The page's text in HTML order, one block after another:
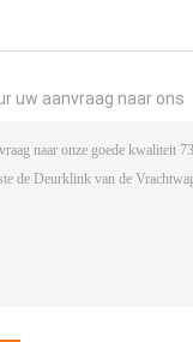
uw aanvraag naar ons